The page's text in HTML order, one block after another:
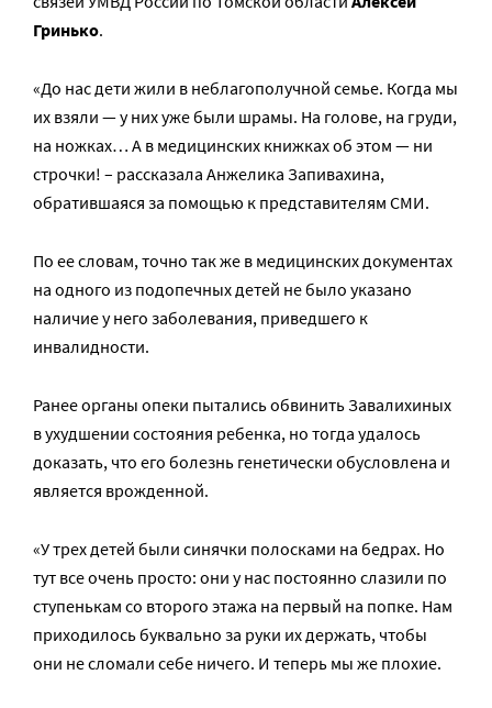
Гринько.
«До нас дети жили в неблагополучной семье. Когда мы
их взяли — у них уже были шрамы. На голове, на груди,
на ножках… А в медицинских книжках об этом — ни
строчки! – рассказала Анжелика Запивахина,
обратившаяся за помощью к представителям СМИ.
По ее словам, точно так же в медицинских документах
на одного из подопечных детей не было указано
наличие у него заболевания, приведшего к
инвалидности.
Ранее органы опеки пытались обвинить Завалихиных
в ухудшении состояния ребенка, но тогда удалось
доказать, что его болезнь генетически обусловлена и
является врожденной.
«У трех детей были синячки полосками на бедрах. Но
тут все очень просто: они у нас постоянно слазили по
ступенькам со второго этажа на первый на попке. Нам
приходилось буквально за руки их держать, чтобы
они не сломали себе ничего. И теперь мы же плохие.